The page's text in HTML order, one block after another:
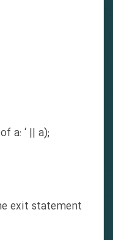
of a: ‘ || a);
exit statement